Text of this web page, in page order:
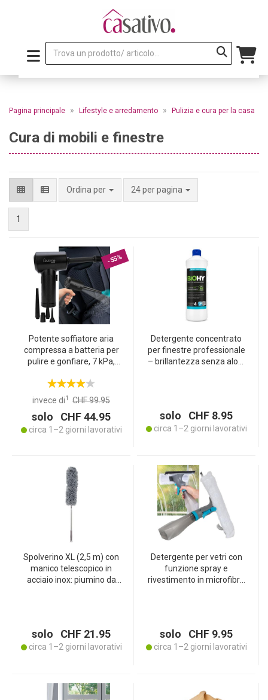
Pagina principale » Lifestyle e arredamento » Pulizia e cura per la casa
Cura di mobili e finestre
Ordina per 24 per pagina
1
-55%
Potente soffiatore aria
compressa a batteria per
pulire e gonfiare, 7 kPa,
e versatile, ideale per auto,
casa e outdoor
invece di1 CHF 99.95
solo CHF 44.95
circa 1–2 giorni lavorativi
Detergente concentrato
per finestre professionale
– brillantezza senza aloni
solo CHF 8.95
circa 1–2 giorni lavorativi
Spolverino XL (2,5 m) con
manico telescopico in
acciaio inox: piumino da
solo CHF 21.95
circa 1–2 giorni lavorativi
Detergente per vetri con
funzione spray e
rivestimento in microfibra
25x26x8 cm
solo CHF 9.95
circa 1–2 giorni lavorativi